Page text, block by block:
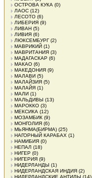
ОСТРОВА КУКА (0)
ЛАОС (12)
ЛЕСОТО (6)
ЛИБЕРИЯ (9)
ЛИВАН (5)
ЛИВИЯ (6)
ЛЮКСЕМБУРГ(2)
МАВРИКИЙ (1)
МАВРИТАНИЯ (3)
МАДАГАСКАР (6)
МАКАО (6)
МАКЕДОНИЯ (9)
МАЛАВИ (5)
МАЛАЙЗИЯ (5)
МАЛАЙЯ (1)
МАЛИ (1)
МАЛЬДИВЫ (13)
МАРОККО (3)
МЕКСИКА (12)
МОЗАМБИК (9)
МОНГОЛИЯ (6)
МЬЯНМА(БИРМА) (25)
НАГОРНЫЙ КАРАБАХ (1)
НАМИБИЯ (0)
НЕПАЛ (18)
НИГЕР (0)
НИГЕРИЯ (9)
НИДЕРЛАНДЫ (1)
НИДЕРЛАНДСКАЯ ИНДИЯ (2)
НИДЕРЛАНДСКИЕ АНТИЛЫ (14)